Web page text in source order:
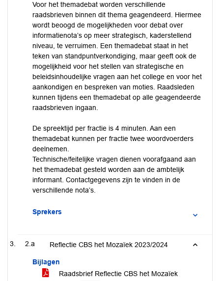
Voor het themadebat worden verschillende
raadsbrieven binnen dit thema geagendeerd. Hiermee
wordt beoogd de mogelijkheden voor debat over
informatienota’s op meer strategisch, kaderstellend
niveau, te verruimen. Een themadebat staat in het
teken van standpuntverkondiging, maar geeft ook de
mogelijkheid voor het stellen van strategische en
beleidsinhoudelijke vragen aan het college en voor het
aankondigen en bespreken van moties. Raadsleden
kunnen tijdens een themadebat op alle geagendeerde
raadsbrieven ingaan.
De spreektijd per fractie is 4 minuten. Aan een
themadebat kunnen per fractie twee woordvoerders
deelnemen.
Technische/feitelijke vragen dienen voorafgaand aan
het themadebat gesteld worden aan de ambtelijk
informant. Contactgegevens zijn te vinden in de
verschillende nota’s.
Sprekers
2.a Reflectie CBS het Mozaïek 2023/2024
Bijlagen
Raadsbrief Reflectie CBS het Mozaïek